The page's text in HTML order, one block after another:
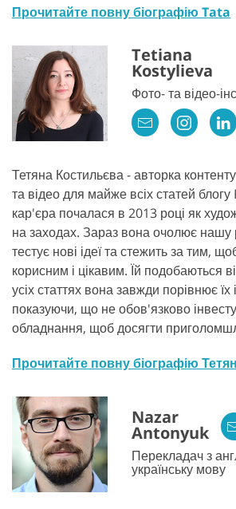
Прочитайте повну біографію Tata
Tetiana
Kostylieva
Фото- та відео-
Тетяна Костильєва - авторка
та відео для майже всіх статей блогу
кар'єра почалася в 2013 році як
на заходах. Зараз вона очолює нашу
тестує нові ідеї та стежить за тим,
корисним і цікавим. Їй подобаються
усіх статтях вона завжди порівнює їх
показуючи, що не обов'язково
обладнання, щоб досягти
Прочитайте повну біографію
Nazar
Antonyuk
Перекладач з
українську мову